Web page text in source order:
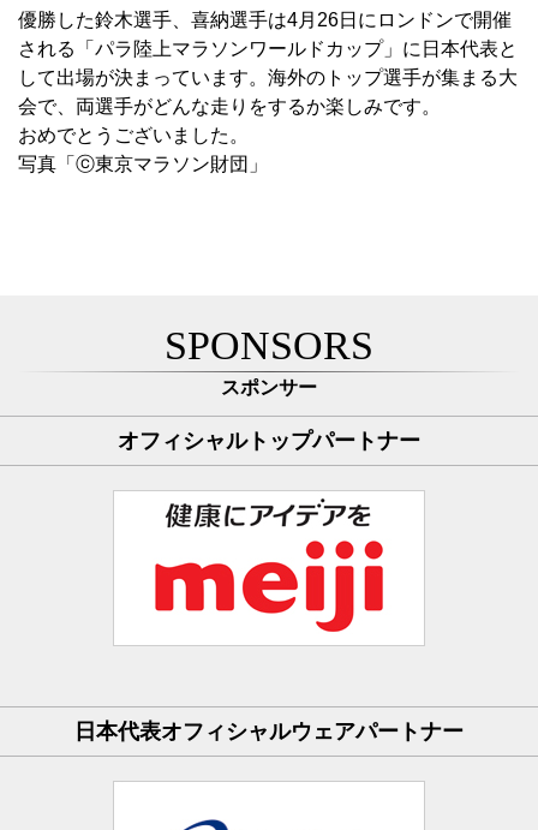
優勝した鈴木選手、喜納選手は4月26日にロンドンで開催
される「パラ陸上マラソンワールドカップ」に日本代表と
して出場が決まっています。海外のトップ選手が集まる大
会で、両選手がどんな走りをするか楽しみです。
おめでとうございました。
写真「ⓒ東京マラソン財団」
SPONSORS
スポンサー
オフィシャルトップパートナー
日本代表オフィシャルウェアパートナー